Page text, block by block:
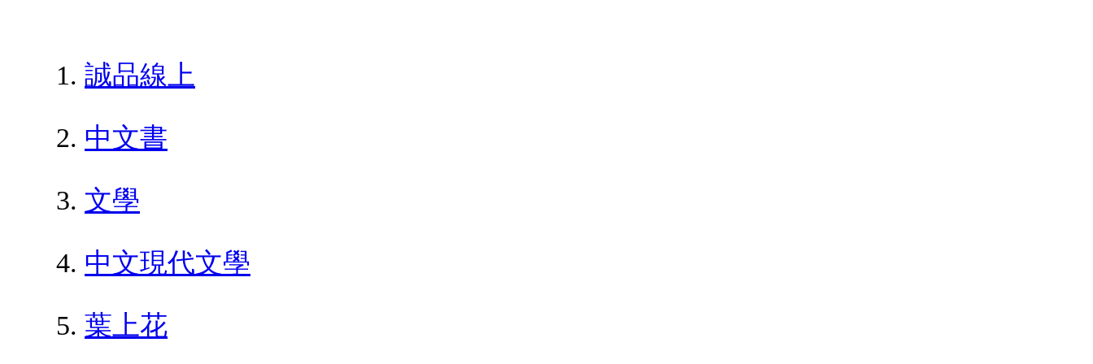
誠品線上
中文書
文學
中文現代文學
葉上花